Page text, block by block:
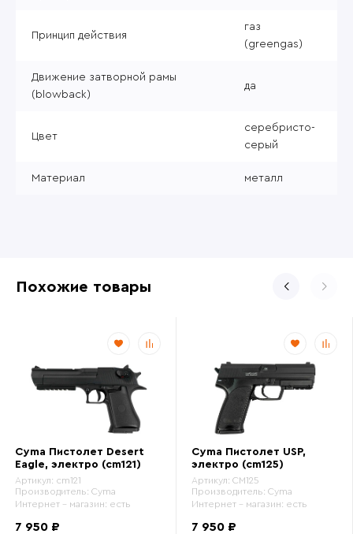
Принцип действия
газ
(greengas)
Движение затворной рамы
(blowback)
да
Цвет
серебристо-
серый
Материал металл
Похожие товары
Cyma Пистолет Desert
Eagle, электро (cm121)
Артикул: cm121
Производитель: Cyma
Интернет - магазин: есть
7 950 ₽
Cyma Пистолет USP,
электро (cm125)
Артикул: CM125
Производитель: Cyma
Интернет - магазин: есть
7 950 ₽